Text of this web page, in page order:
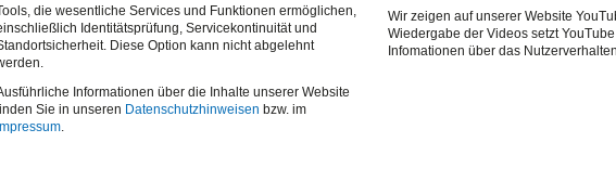
das Allee-Center
städtische Fachdienste.
„Remscheid spart 20
die wesentliche Services und Funktionen ermöglichen,
Identitätsprüfung, Servicekontinuität und
Diese Option kann nicht abgelehnt
Informationen über die Inhalte unserer Website
Sie in unseren Datenschutzhinweisen bzw. im
Impressum.
Wir zeigen auf unserer Website
Wiedergabe der Videos setzt
Infomationen über das